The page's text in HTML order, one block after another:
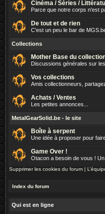
Cinéma / Séries /
Parce que notre corps n'est
De tout et de rien
C'est un peu le bar de
Collections
Mother Base du
Discussions générales sur
Vos collections
Amis collectionneurs,
Achats / Ventes
Les petites annonces...
MetalGearSolid.be - le site
Boîte à serpent
Une idée à proposer pour
Game Over !
Otacon a besoin de vous !
Supprimer les cookies du forum |
Index du forum
Qui est en ligne